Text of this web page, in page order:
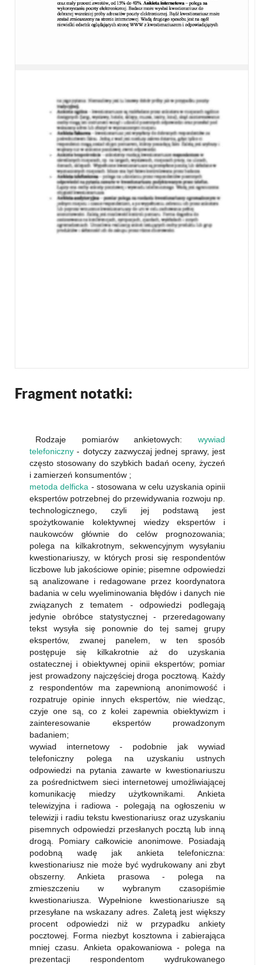
Fragment notatki:
Rodzaje pomiarów ankietowych: wywiad
telefoniczny - dotyczy zazwyczaj jednej sprawy, jest
często stosowany do szybkich badań oceny, życzeń
i zamierzeń konsumentów ;
metoda delficka - stosowana w celu uzyskania opinii
ekspertów potrzebnej do przewidywania rozwoju np.
technologicznego, czyli jej podstawą jest
spożytkowanie kolektywnej wiedzy ekspertów i
naukowców głównie do celów prognozowania;
polega na kilkakrotnym, sekwencyjnym wysyłaniu
kwestionariuszy, w których prosi się respondentów
liczbowe lub jakościowe opinie; pisemne odpowiedzi
są analizowane i redagowane przez koordynatora
badania w celu wyeliminowania błędów i danych nie
związanych z tematem - odpowiedzi podlegają
jedynie obróbce statystycznej - przeredagowany
tekst wysyła się ponownie do tej samej grupy
ekspertów, zwanej panelem, w ten sposób
postępuje się kilkakrotnie aż do uzyskania
ostatecznej i obiektywnej opinii ekspertów; pomiar
jest prowadzony najczęściej droga pocztową. Każdy
z respondentów ma zapewnioną anonimowość i
rozpatruje opinie innych ekspertów, nie wiedząc,
czyje one są, co z kolei zapewnia obiektywizm i
zainteresowanie ekspertów prowadzonym
badaniem;
wywiad internetowy - podobnie jak wywiad
telefoniczny polega na uzyskaniu ustnych
odpowiedzi na pytania zawarte w kwestionariuszu
za pośrednictwem sieci internetowej umożliwiającej
komunikację miedzy użytkownikami. Ankieta
telewizyjna i radiowa - polegają na ogłoszeniu w
telewizji i radiu tekstu kwestionariusz oraz uzyskaniu
pisemnych odpowiedzi przesłanych pocztą lub inną
drogą. Pomiary całkowicie anonimowe. Posiadają
podobną wadę jak ankieta telefoniczna:
kwestionariusz nie może być wydrukowany ani zbyt
obszerny. Ankieta prasowa - polega na
zmieszczeniu w wybranym czasopiśmie
kwestionariusza. Wypełnione kwestionariusze są
przesyłane na wskazany adres. Zaletą jest większy
procent odpowiedzi niż w przypadku ankiety
pocztowej. Forma niezbyt kosztowna i zabierająca
mniej czasu. Ankieta opakowaniowa - polega na
prezentacji respondentom wydrukowanego